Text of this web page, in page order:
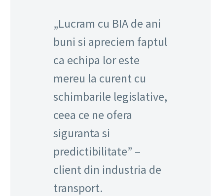
„Lucram cu BIA de ani
buni si apreciem faptul
ca echipa lor este
mereu la curent cu
schimbarile legislative,
ceea ce ne ofera
siguranta si
predictibilitate” –
client din industria de
transport.